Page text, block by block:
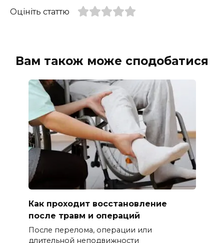
Оцініть статтю
Вам також може сподобатися
Как проходит восстановление
после травм и операций
После перелома, операции или
длительной неподвижности